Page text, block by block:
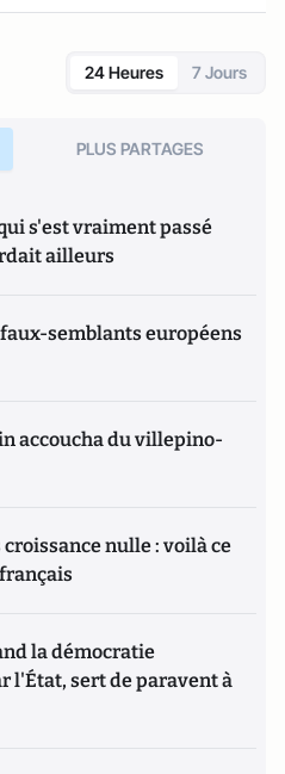
24 Heures 7 Jours
PLUS PARTAGES
s'est vraiment passé
ailleurs
semblants européens
accoucha du villepino-
croissance nulle : voilà ce
la démocratie
l'État, sert de paravent à